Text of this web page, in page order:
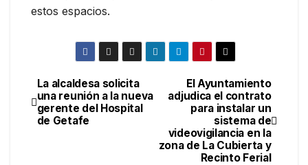
estos espacios.
El Ayuntamiento
adjudica el contrato
para instalar un
sistema de
videovigilancia en la
zona de La Cubierta y
Recinto Ferial
La alcaldesa solicita
una reunión a la nueva
gerente del Hospital
de Getafe